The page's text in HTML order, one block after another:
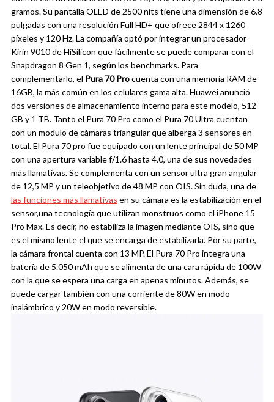
gramos. Su pantalla OLED de 2500 nits tiene una dimensión de 6,8
pulgadas con una resolución Full HD+ que ofrece 2844 x 1260
píxeles y 120 Hz.La compañía optó por integrar un procesador
Kirin 9010 de HiSilicon que fácilmente se puede comparar con el
Snapdragon 8 Gen 1, según los benchmarks. Para
complementarlo, el Pura 70 Procuenta con una memoria RAM de
16GB, la más común en los celulares gama alta. Huawei anunció
dos versiones de almacenamiento interno para este modelo, 512
GB y 1 TB. Tanto el Pura 70 Pro como el Pura 70 Ultra cuentan
con un modulo de cámaras triangular que alberga 3 sensores en
total. El Pura 70 pro fue equipado con un lente principal de 50 MP
con una apertura variable f/1.6 hasta 4.0, una de sus novedades
más llamativas. Se complementa con un sensor ultra gran angular
de 12,5 MP y un teleobjetivo de 48 MP con OIS.Sin duda, una de
las funciones más llamativas en su cámara es la estabilización en el
sensor,una tecnología que utilizan monstruos como el iPhone 15
Pro Max. Es decir, no estabiliza la imagen mediante OIS, sino que
es el mismo lente el que se encarga de estabilizarla. Por su parte,
la cámara frontal cuenta con 13 MP.El Pura 70 Pro integra una
batería de 5.050 mAh que se alimenta de una cara rápida de 100W
con la que se espera una carga en apenas minutos. Además, se
puede cargar también con una corriente de 80W en modo
inalámbrico y 20W en modo reversible.